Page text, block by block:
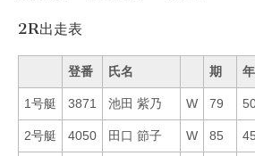
2R出走表
登番 氏名 期
1号艇 3871 池田 紫乃 W 79
2号艇 4050 田口 節子 W 85